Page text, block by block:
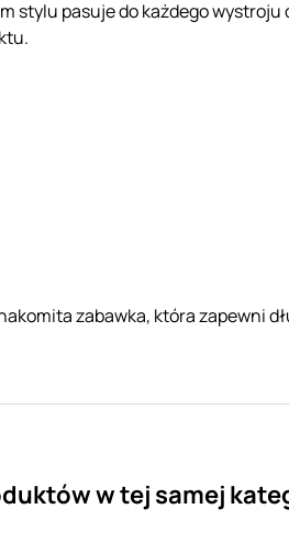
stylu pasuje do każdego wystroju
zabawka, która zapewni
w tej samej